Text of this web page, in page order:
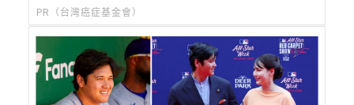
PR（台灣癌症基金會）